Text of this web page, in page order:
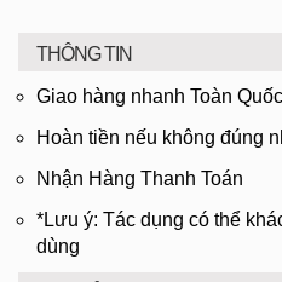
THÔNG TIN
Giao hàng nhanh Toàn Quốc
Hoàn tiền nếu không đúng
Nhận Hàng Thanh Toán
*Lưu ý: Tác dụng có thể
dùng